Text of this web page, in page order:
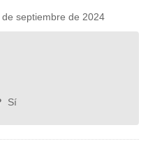
septiembre de 2024
Sí